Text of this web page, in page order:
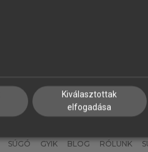
SÚGÓ GYIK BLOG RÓLUNK
Kiválasztottak
elfogadása